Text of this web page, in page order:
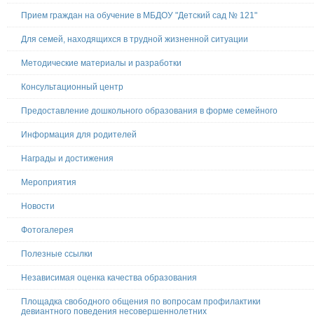
Прием граждан на обучение в МБДОУ "Детский сад № 121"
Для семей, находящихся в трудной жизненной ситуации
Методические материалы и разработки
Консультационный центр
Предоставление дошкольного образования в форме семейного
Информация для родителей
Награды и достижения
Мероприятия
Новости
Фотогалерея
Полезные ссылки
Независимая оценка качества образования
Площадка свободного общения по вопросам профилактики
девиантного поведения несовершеннолетних